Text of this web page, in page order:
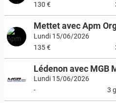
130 €
Mettet avec Apm
Lundi 15/06/2026
135 €
Lédenon avec MGB
Lundi 15/06/2026
-
3